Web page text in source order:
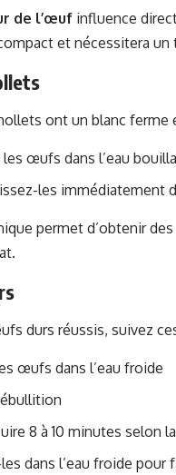
de l’œuf influence
et nécessitera
ont un blanc ferme
les œufs dans l’eau
les immédiatement
permet d’obtenir des
durs réussis, suivez
œufs dans l’eau froide
8 à 10 minutes selon
dans l’eau froide pour